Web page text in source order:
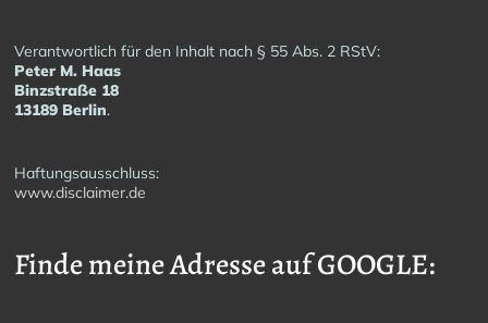
Verantwortlich für den Inhalt nach § 55 Abs. 2 RStV:
Peter M. Haas
Binzstraße 18
13189 Berlin.
Haftungsausschluss:
www.disclaimer.de
Finde meine Adresse auf GOOGLE: